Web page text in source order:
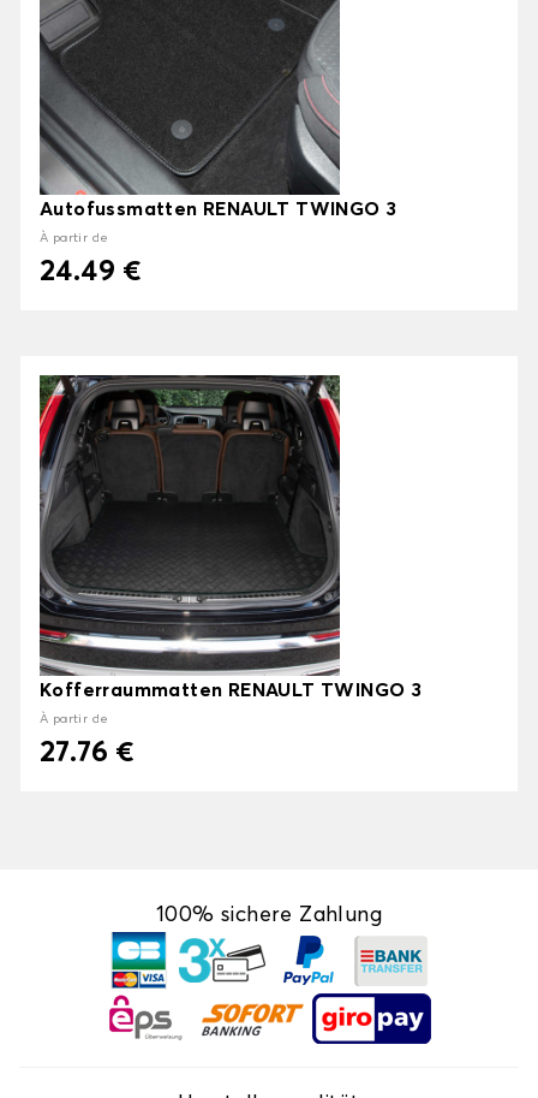
Autofussmatten RENAULT TWINGO 3
À partir de
24.49 €
Kofferraummatten RENAULT TWINGO 3
À partir de
27.76 €
100% sichere Zahlung